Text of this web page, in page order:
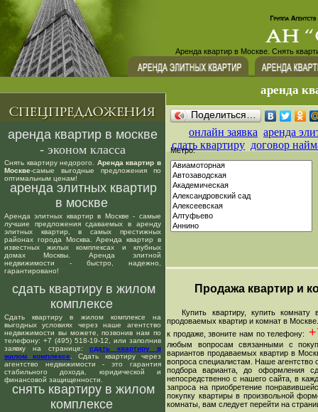
Аренда квартир в Москве. Снять
аренда
аренда квартир в москве
- эконом класса
Снять квартиру недорого. Аренда квартир в
Москве-самые выгодные предложения по
оптимальным ценам!
аренда элитных квартир
в москве
Аренда элитных квартир в Москве - самые
лучшие предложения сдаваемых в аренду
элитных квартир, в самых престижных
районах города Москва. Аренда квартир в
известных жилых комплексах и клубных
домах Москвы. Аренда элитной
недвижимости - быстро, надежно,
гарантировано!
сдать квартиру в жилом
комплексе
Сдать квартиру в жилом комплексе на
выгодных условиях через наше агентство
недвижимости вы можете, позвонив нам по
телефону: +7 (495) 518-19-12, или заполнив
заявку на странице:сдать квартиру в
жилом комплексе . Сдать квартиру через
агентство недвижимости - это гарантия
стабильного дохода, юридической и
финансовой защищенности.
снять квартиру в жилом
комплексе
Поделиться…
онлайн заявка аренда
сдать квартиру договор
Метро:
Продажа квартир и
Купить квартиру, купить комнату
продоваемых квартир и комнат в
к продаже, звоните нам по телефону:
любым вопросам связанными с
вариантов продаваемых квартир в
вопроса специалистам. Наше агентство
подбора варианта, до оформления
непосредственно с нашего сайта, в
запроса на приобретение
покупку квартиры в произвольной
комнаты, вам следует перейти на